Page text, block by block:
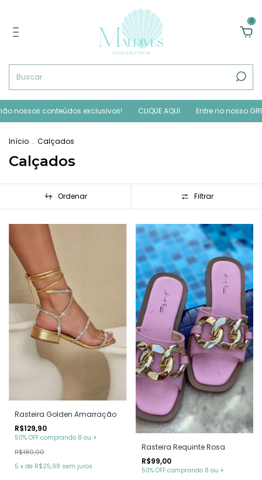
0
conteúdos exclusivos! CLIQUE AQUI Entre no nosso GRUPO
Início . Calçados
Calçados
Ordenar Filtrar
Rasteira Golden Amarração
R$129,90
50% OFF comprando 8 ou +
R$180,00
5 x de R$25,98 sem juros
Rasteira Requinte Rosa
R$99,00
50% OFF comprando 8 ou +